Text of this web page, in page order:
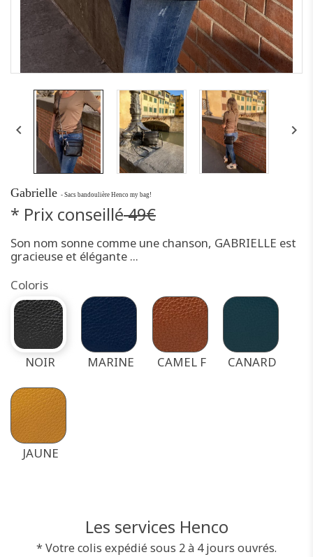
 
Gabrielle - Sacs bandoulière Henco my bag!
* Prix conseillé49€
Son nom sonne comme une chanson, GABRIELLE est
gracieuse et élégante ...
Coloris
NOIR MARINE CAMEL F CANARD
JAUNE
Les services Henco
* Votre colis expédié sous 2 à 4 jours ouvrés.